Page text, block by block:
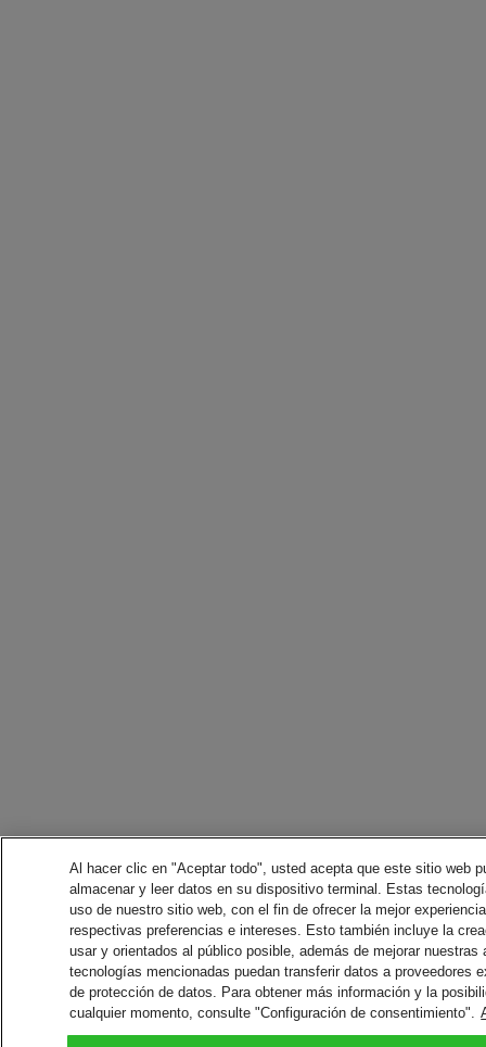
Al hacer clic en "Aceptar todo", usted acepta que este sitio web
almacenar y leer datos en su dispositivo terminal. Estas
uso de nuestro sitio web, con el fin de ofrecer la mejor
respectivas preferencias e intereses. Esto también incluye la
usar y orientados al público posible, además de mejorar
tecnologías mencionadas puedan transferir datos a proveedores
de protección de datos. Para obtener más información y la
cualquier momento, consulte "Configuración de consentimiento".